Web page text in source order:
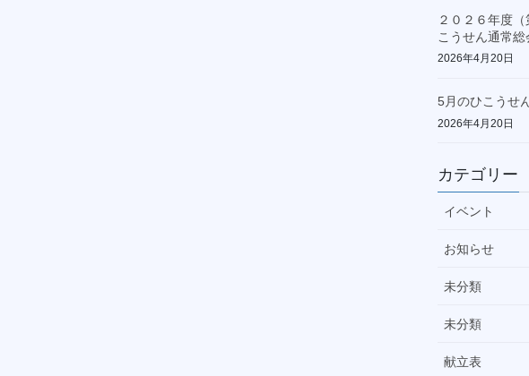
２０２６年度
こうせん通常
2026年4月20日
5月のひこうせ
2026年4月20日
カテゴリー
イベント
お知らせ
未分類
未分類
献立表